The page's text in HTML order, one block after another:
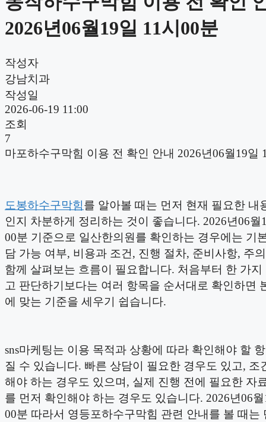
2026년06월19일 11시00분
작성자
강남치과
작성일
2026-06-19 11:00
조회
7
마포하수구막힘 이용 전 확인 안내 2026년06월19일
도봉하수구막힘를 알아볼 때는 먼저 현재 필요한 내
인지 차분하게 정리하는 것이 좋습니다. 2026년06월
00분 기준으로 일산한의원를 확인하는 경우에는 기
담 가능 여부, 비용과 조건, 진행 절차, 준비사항, 주
함께 살펴보는 흐름이 필요합니다. 처음부터 한 가지
고 판단하기보다는 여러 항목을 순서대로 확인하면
에 맞는 기준을 세우기 쉽습니다.
sns마케팅는 이용 목적과 상황에 따라 확인해야 할
질 수 있습니다. 빠른 상담이 필요한 경우도 있고, 조
해야 하는 경우도 있으며, 실제 진행 전에 필요한 자
를 먼저 확인해야 하는 경우도 있습니다. 2026년06
00분 따라서 영등포하수구막힘 관련 안내를 볼 때는